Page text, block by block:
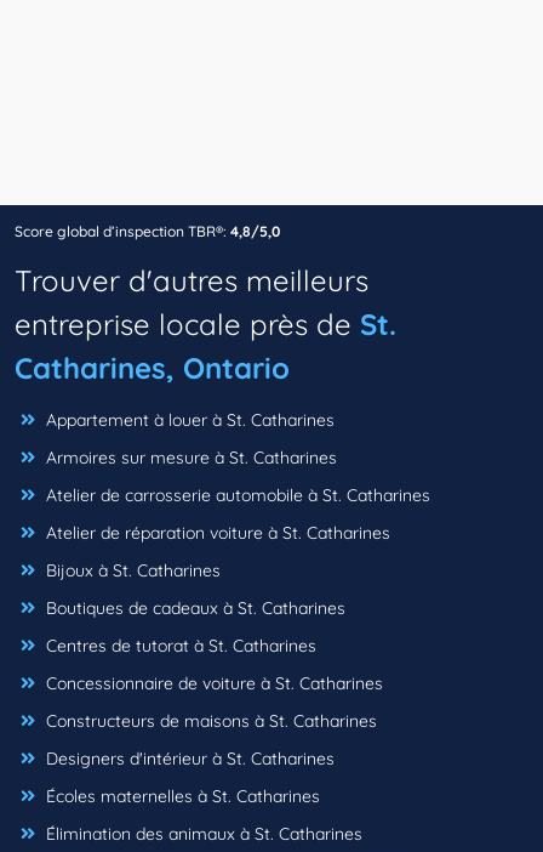
Score global d’inspection TBR®: 4,8/5,0
Trouver d'autres meilleurs
entreprise locale près de St.
Catharines, Ontario
Appartement à louer à St. Catharines
Armoires sur mesure à St. Catharines
Atelier de carrosserie automobile à St. Catharines
Atelier de réparation voiture à St. Catharines
Bijoux à St. Catharines
Boutiques de cadeaux à St. Catharines
Centres de tutorat à St. Catharines
Concessionnaire de voiture à St. Catharines
Constructeurs de maisons à St. Catharines
Designers d'intérieur à St. Catharines
Écoles maternelles à St. Catharines
Élimination des animaux à St. Catharines